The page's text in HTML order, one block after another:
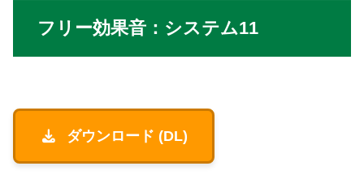
フリー効果音： システム11
ダウンロード (DL)